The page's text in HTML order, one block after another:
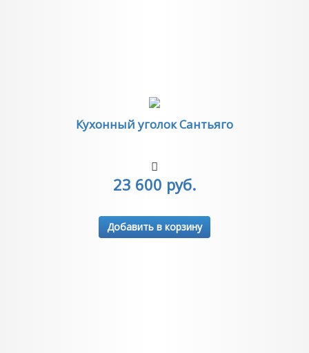
Кухонный уголок Сантьяго
23 600 руб.
Добавить в корзину